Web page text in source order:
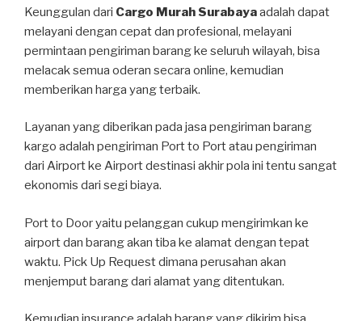
Keunggulan dari Cargo Murah Surabayaadalah dapat
melayani dengan cepat dan profesional, melayani
permintaan pengiriman barang ke seluruh wilayah, bisa
melacak semua oderan secara online, kemudian
memberikan harga yang terbaik.
Layanan yang diberikan pada jasa pengiriman barang
kargo adalah pengiriman Port to Port atau pengiriman
dari Airport ke Airport destinasi akhir pola ini tentu sangat
ekonomis dari segi biaya.
Port to Door yaitu pelanggan cukup mengirimkan ke
airport dan barang akan tiba ke alamat dengan tepat
waktu. Pick Up Request dimana perusahan akan
menjemput barang dari alamat yang ditentukan.